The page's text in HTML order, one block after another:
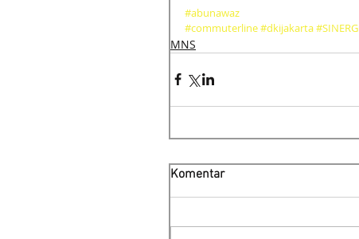
#abunawaz
#commuterline#dkijakarta
MNS
Komentar